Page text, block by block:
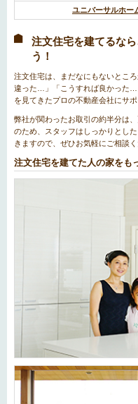
ユニバーサルホー
注文住宅を建てるな
う！
注文住宅は、まだなにもないとこ
違った…」「こうすれば良かった…
を見てきたプロの不動産会社にサ
弊社が関わったお取引の約半分は
のため、スタッフはしっかりとし
きますので、ぜひお気軽にご相談く
注文住宅を建てた人の家をも